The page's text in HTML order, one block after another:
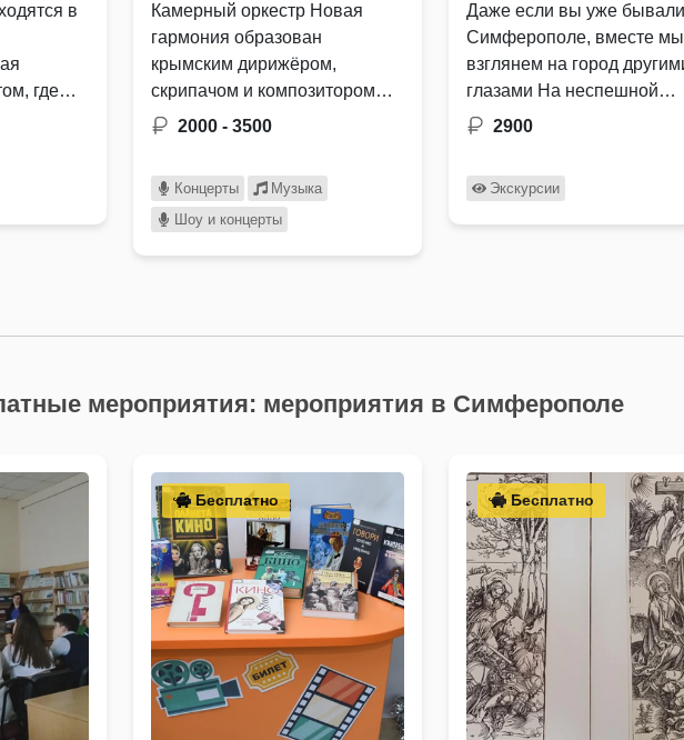
в
где
Камерный оркестр Новая
гармония образован
крымским дирижёром,
скрипачом и композитором
Денисом Карловым как новое
2000 - 3500
Концерты
Музыка
Шоу и концерты
Даже если вы уже
Симферополе, вместе мы
взглянем на город
глазами На неспешной
прогулке по центру я …
2900
Экскурсии
мероприятия: мероприятия в Симферополе
Бесплатно Бесплатно